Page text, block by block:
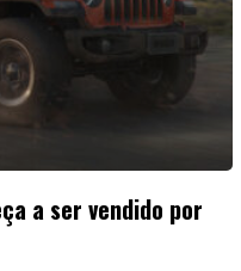
a ser vendido por